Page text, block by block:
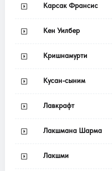
Карсак Франсис
Кен Уилбер
Кришнамурти
Кусан-сыним
Лавкрафт
Лакшмана Шарма
Лакшми